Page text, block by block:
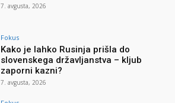
7. avgusta, 2026
Fokus
Kako je lahko Rusinja prišla do
slovenskega državljanstva – kljub
zaporni kazni?
7. avgusta, 2026